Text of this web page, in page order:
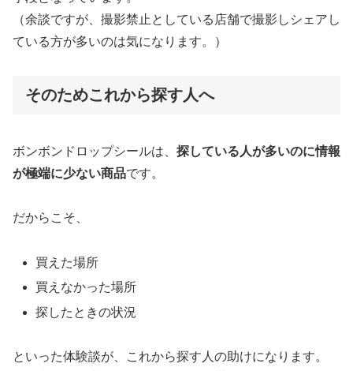
（余談ですが、撮影禁止としている店舗で撮影しシェアし
ている方が多いのは気になります。）
そのためこれから探す人へ
ボンボンドロップシールは、 探している人が多いのに情報
が極端に少ない商品です。
だからこそ、
買えた場所
買えなかった場所
探したときの状況
といった体験談が、これから探す人の助けになります。